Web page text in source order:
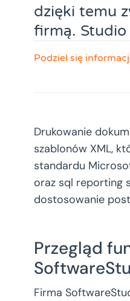
dzięki temu
firmą. Studio
Podziel się
Drukowanie
szablonów XML,
standardu
oraz sql reporting
dostosowanie
Przegląd
Firma